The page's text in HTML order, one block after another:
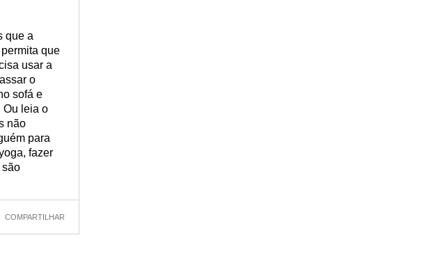
que a
que
usar a
o
sofá e
Ou leia o
não
para
fazer
são
COMPARTILHAR